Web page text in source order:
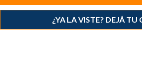
¿YA LA VISTE? DEJÁ TU